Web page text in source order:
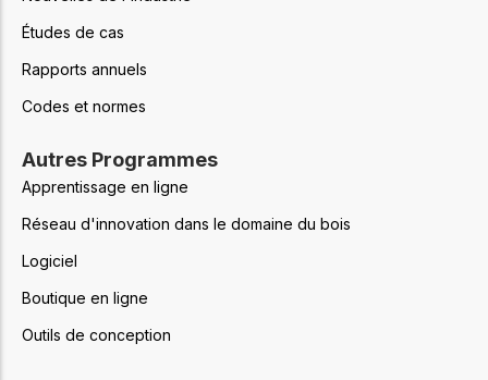
Études de cas
Rapports annuels
Codes et normes
Autres Programmes
Apprentissage en ligne
Réseau d'innovation dans le domaine du bois
Logiciel
Boutique en ligne
Outils de conception